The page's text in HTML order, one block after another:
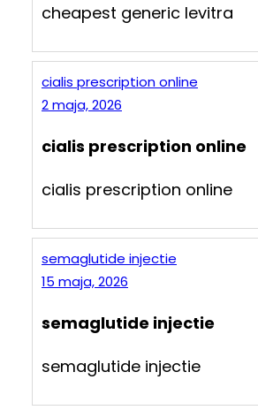
cheapest generic levitra
cialis prescription online
2 maja, 2026
cialis prescription online
cialis prescription online
semaglutide injectie
15 maja, 2026
semaglutide injectie
semaglutide injectie